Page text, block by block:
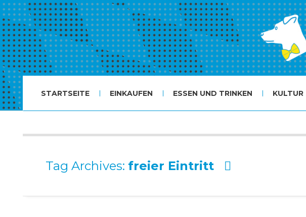
STARTSEITE EINKAUFEN ESSEN UND TRINKEN KULTUR
Tag Archives: freier Eintritt